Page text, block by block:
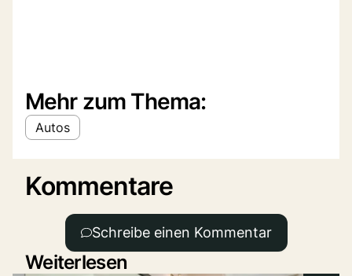
Mehr zum Thema:
Autos
Kommentare
Schreibe einen Kommentar
Weiterlesen